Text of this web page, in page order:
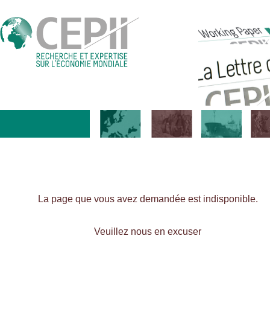
La page que vous avez demandée est indisponible.
Veuillez nous en excuser